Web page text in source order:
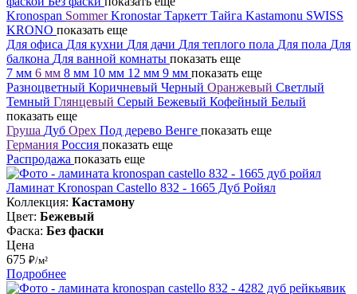
Kronospan SommerKronostarТаркетт Тайга Kastamonu SWISS
KRONO показать еще
Для офиса Для кухни Для дачи Для теплого пола Для пола Для
балкона Для ванной комнаты показать еще
7 мм 6 мм 8 мм 10 мм 12 мм 9 мм показать еще
Разноцветный Коричневый Черный Оранжевый Светлый
Темный Глянцевый Серый Бежевый Кофейный Белый
показать еще
Груша Дуб Орех Под дерево Венге показать еще
Германия Россия показать еще
Распродажа показать еще
Ламинат Kronospan Castello 832 - 1665 Дуб Ройял
Коллекция: Кастамону
Цвет: Бежевый
Фаска: Без фаски
Цена
675 ₽/м²
Подробнее